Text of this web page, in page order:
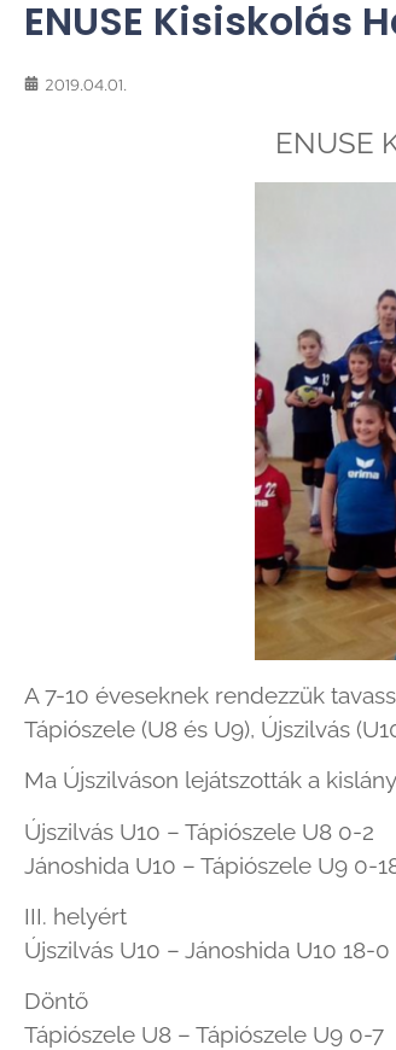
ENUSE Kisiskolás
2019.04.01.
ENUSE
A 7-10 éveseknek rendezzük
Tápiószele (U8 és U9), Újszilvás
Ma Újszilváson lejátszották a
Újszilvás U10 – Tápiószele U8 0-2
Jánoshida U10 – Tápiószele U9 0-
III. helyért
Újszilvás U10 – Jánoshida U10 18-0
Döntő
Tápiószele U8 – Tápiószele U9 0-7